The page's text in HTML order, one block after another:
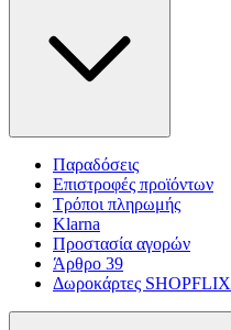
Παραδόσεις
Επιστροφές προϊόντων
Τρόποι πληρωμής
Klarna
Προστασία αγορών
Άρθρο 39
Δωροκάρτες SHOPFLIX